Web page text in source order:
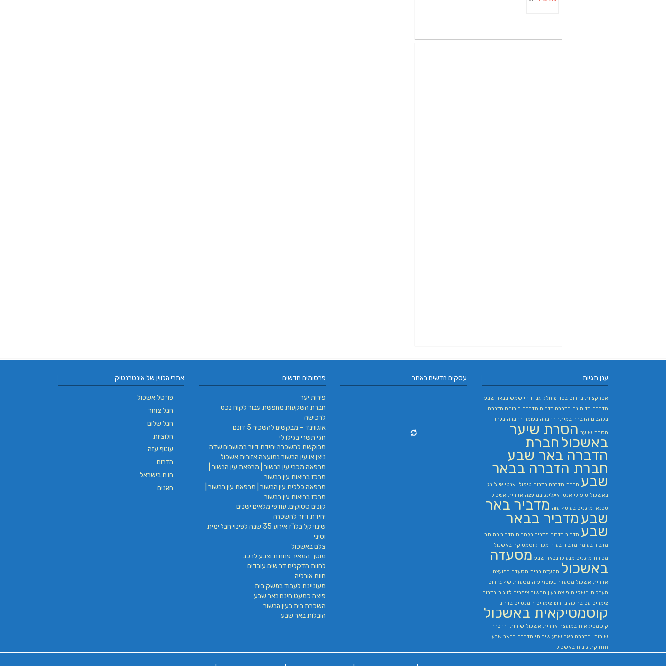
אתרי הלווין של אינטרנטיק
פורטל אשכול
חבל צוחר
חבל שלום
חלוציות
עוטף עזה
הדרום
חוות בישראל
חאנים
פרסומים חדשים
פירות יער
חברת השקעות מחפשת עבור לקוח נכס
לרכישה
אוגווינד – מבקשים להשכיר 5 דונם
חגי תשרי בגילו לי
מבוקשת להשכרה יחידת דיור במושבים שדה
ניצן או עין הבשור במועצה אזורית אשכול
מרפאה מכבי עין הבשור | מרפאת עין הבשור |
מרכז בריאות עין הבשור
מרפאה כללית עין הבשור | מרפאת עין הבשור |
מרכז בריאות עין הבשור
קונים סטוקים, עודפי מלאים ישנים
יחידת דיור להשכרה
שינוי קל בלו"ז אירוע 35 שנה לפינוי חבל ימית
וסיני
צלם באשכול
מוסך המאיר פחחות וצבע לרכב
לחוות הדקלים דרושים עובדים
חוות אורליה
מעוניינת לעבוד במשק בית
פיצה כמעט חינם באר שבע
השכרת בית בעין הבשור
הובלות באר שבע
עסקים חדשים באתר ענן תגיות
אטרקציות בדרום בטון מוחלק גנן דודי שמש בבאר שבע
הדברה בדימונה הדברה בדרום הדברה בירוחם הדברה
בלהבים הדברה במיתר הדברה בעומר הדברה בערד
הסרת שיער הסרת שיער
באשכול חברת
הדברה באר שבע
חברת הדברה בבאר
שבע חברת הדברה בדרום טיפולי אנטי אייג'ינג
באשכול טיפולי אנטי אייג'ינג במועצה אזורית אשכול
טכנאי מזגנים בעוטף עזה מדביר באר
שבעמדביר בבאר
שבע מדביר בדרום מדביר בלהבים מדביר במיתר
מדביר בעומר מדביר בערד מכון קוסמטיקה באשכול
מכירת מזגנים מנעולן בבאר שבע מסעדה
באשכול מסעדה בבית מסעדה במועצה
אזורית אשכול מסעדה בעוטף עזה מסעדת שף בדרום
מערכות השקייה פיצה בעין הבשור צימרים לזוגות בדרום
צימרים עם בריכה בדרום צימרים רומנטיים בדרום
קוסמטיקאית באשכול
קוסמטיקאית במועצה אזורית אשכול שירותי הדברה
שירותי הדברה באר שבע שירותי הדברה בבאר שבע
תחזוקת גינות באשכול